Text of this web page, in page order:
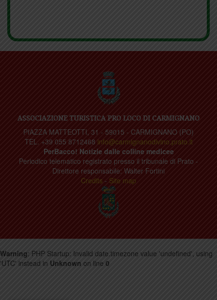
ASSOCIAZIONE TURISTICA PRO LOCO DI CARMIGNANO
PIAZZA MATTEOTTI, 31 - 59015 - CARMIGNANO (PO)
TEL. +39 055 8712468 info@carmignanodivino.prato.it
PerBacco! Notizie dalle colline medicee
Periodico telematico registrato presso il tribunale di Prato -
Direttore responsabile: Walter Fortini
Credits - Site map
Warning: PHP Startup: Invalid date.timezone value 'undefined', using
'UTC' instead in Unknown on line 0